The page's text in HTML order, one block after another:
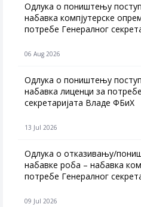
Одлука о поништењу
набавка компјутерске
потребе Генералног
06 Aug 2026
Одлука о поништењу
набавка лиценци за
секретаријата Владе ФБиХ
13 Jul 2026
Одлука о отказивању/
набавке роба – набавка
потребе Генералног
09 Jul 2026